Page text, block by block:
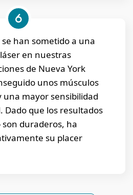
han sometido a una
en nuestras
de Nueva York
unos músculos
una mayor sensibilidad
Dado que los resultados
duraderos, ha
su placer